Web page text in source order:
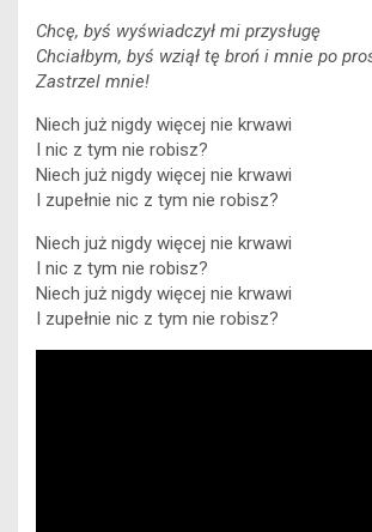
Chcę, byś wyświadczył mi przysługę
Chciałbym, byś wziął tę broń i mnie po
Zastrzel mnie!
Niech już nigdy więcej nie krwawi
I nic z tym nie robisz?
Niech już nigdy więcej nie krwawi
I zupełnie nic z tym nie robisz?
Niech już nigdy więcej nie krwawi
I nic z tym nie robisz?
Niech już nigdy więcej nie krwawi
I zupełnie nic z tym nie robisz?